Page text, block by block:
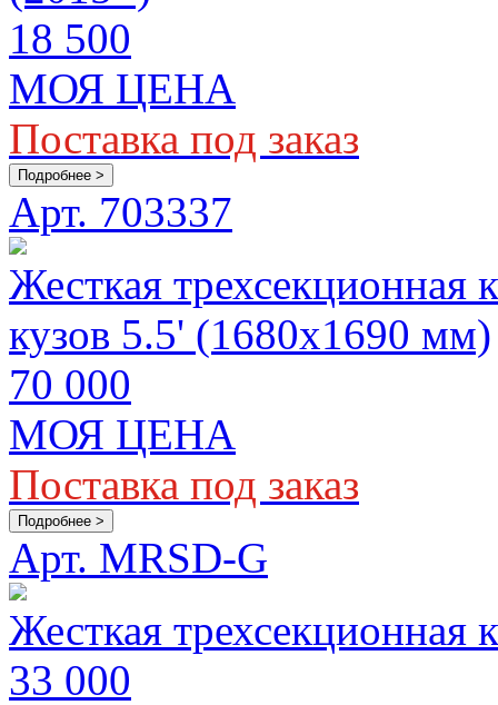
18 500
МОЯ ЦЕНА
Поставка под заказ
Подробнее >
Арт. 703337
Жесткая
кузов 5.5' (1680х1690 мм)
70 000
МОЯ ЦЕНА
Поставка под заказ
Подробнее >
Арт. MRSD-G
Жесткая трехсекционная
33 000